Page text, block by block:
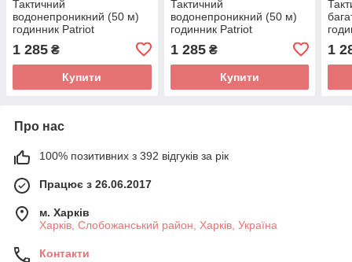
Тактичний
водонепроникний (50 м)
годинник Patriot
002BKUASI Тризуб срібло
Чорні + Коробка
1 285 ₴
Купити
Тактичний
водонепроникний (50 м)
годинник Patriot
002AGUASI Тризуб срібло
Зелені + Коробка
1 285₴
Купити
1
Про нас
100% позитивних з 392 відгуків за рік
Працює з 26.06.2017
м. Харків
Харків, Слобожанський район, Харків, Україна
Контакти